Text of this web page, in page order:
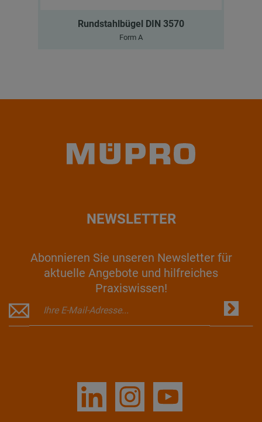
Rundstahlbügel DIN 3570
Form A
NEWSLETTER
Abonnieren Sie unseren Newsletter für
aktuelle Angebote und hilfreiches
Praxiswissen!